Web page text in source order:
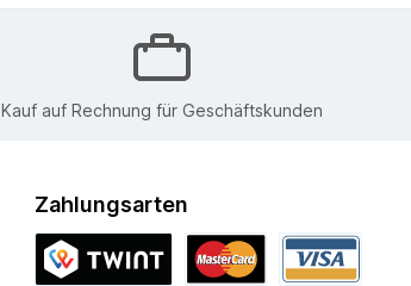
Kauf auf Rechnung für Geschäftskunden
Zahlungsarten